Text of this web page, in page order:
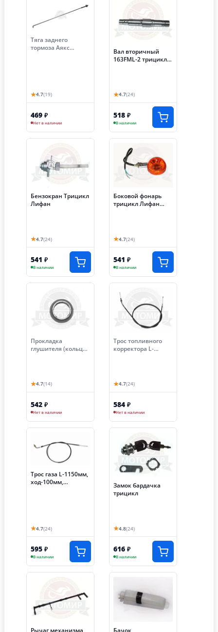
Тяга заднего
тормоза Аякс
★4.7(19)
469 ₽
Нет в наличии
Вал вторичный
163FML-2 трицикла
★4.7(24)
518 ₽
В наличии
Бензокран Трицикл
Лифан
★4.7(24)
541 ₽
В наличии
Боковой фонарь
трицикл Лифан
★4.7(24)
541 ₽
В наличии
Прокладка
глушителя (кольцо)
★4.7(14)
542 ₽
Нет в наличии
Трос топливного
корректора L-
★4.7(24)
584 ₽
Нет в наличии
Трос газа L-1150мм,
ход-100мм,
★4.7(24)
595 ₽
В наличии
Замок бардачка
трицикл
★4.8(24)
616 ₽
В наличии
Рычаг механизма Бачок